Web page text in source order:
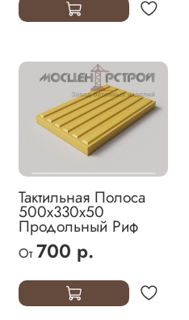
Тактильная Полоса
500х330х50
Продольный Риф
От 700 р.